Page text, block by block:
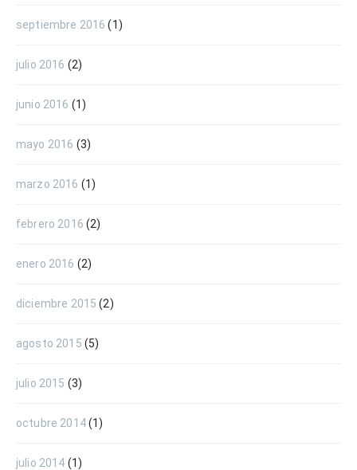
septiembre 2016 (1)
julio 2016 (2)
junio 2016 (1)
mayo 2016 (3)
marzo 2016 (1)
febrero 2016 (2)
enero 2016 (2)
diciembre 2015 (2)
agosto 2015 (5)
julio 2015 (3)
octubre 2014(1)
julio 2014 (1)